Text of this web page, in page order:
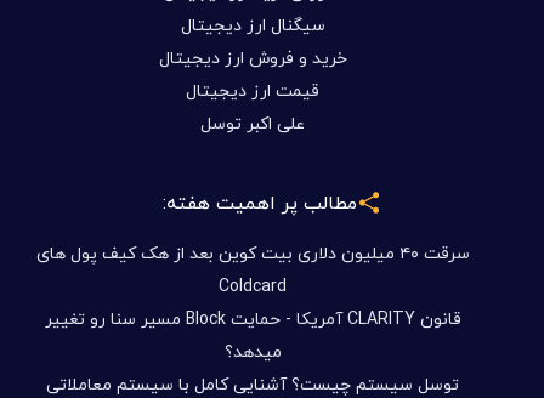
سیگنال ارز دیجیتال
خرید و فروش ارز دیجیتال
قیمت ارز دیجیتال
علی اکبر توسل
مطالب پر اهمیت هفته:
سرقت ۴۰ میلیون دلاری بیت کوین بعد از هک کیف پول های
Coldcard
قانون CLARITY آمریکا - حمایت Block مسیر سنا رو تغییر
میدهد؟
توسل سیستم چیست؟ آشنایی کامل با سیستم معاملاتی